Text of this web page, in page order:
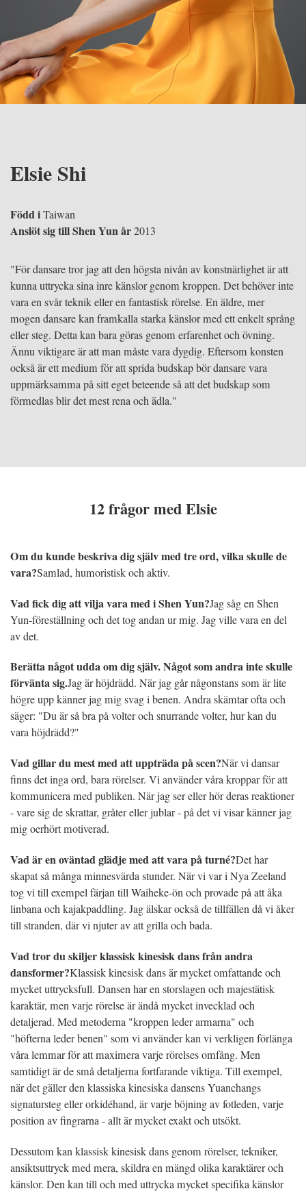
Elsie Shi
Född iTaiwan
Anslöt sig till Shen Yun år2013
"För dansare tror jag att den högsta nivån av konstnärlighet är att
kunna uttrycka sina inre känslor genom kroppen. Det behöver inte
vara en svår teknik eller en fantastisk rörelse. En äldre, mer
mogen dansare kan framkalla starka känslor med ett enkelt språng
eller steg. Detta kan bara göras genom erfarenhet och övning.
Ännu viktigare är att man måste vara dygdig. Eftersom konsten
också är ett medium för att sprida budskap bör dansare vara
uppmärksamma på sitt eget beteende så att det budskap som
förmedlas blir det mest rena och ädla."
12 frågor med Elsie
Om du kunde beskriva dig själv med tre ord, vilka skulle de
vara?Samlad, humoristisk och aktiv.
Vad fick dig att vilja vara med i Shen Yun?Jag såg en Shen
Yun-föreställning och det tog andan ur mig. Jag ville vara en del
av det.
Berätta något udda om dig själv. Något som andra inte skulle
förvänta sig.Jag är höjdrädd. När jag går någonstans som är lite
högre upp känner jag mig svag i benen. Andra skämtar ofta och
säger: "Du är så bra på volter och snurrande volter, hur kan du
vara höjdrädd?"
Vad gillar du mest med att uppträda på scen?När vi dansar
finns det inga ord, bara rörelser. Vi använder våra kroppar för att
kommunicera med publiken. När jag ser eller hör deras reaktioner
- vare sig de skrattar, gråter eller jublar - på det vi visar känner jag
mig oerhört motiverad.
Vad är en oväntad glädje med att vara på turné?Det har
skapat så många minnesvärda stunder. När vi var i Nya Zeeland
tog vi till exempel färjan till Waiheke-ön och provade på att åka
linbana och kajakpaddling. Jag älskar också de tillfällen då vi åker
till stranden, där vi njuter av att grilla och bada.
Vad tror du skiljer klassisk kinesisk dans från andra
dansformer?Klassisk kinesisk dans är mycket omfattande och
mycket uttrycksfull. Dansen har en storslagen och majestätisk
karaktär, men varje rörelse är ändå mycket invecklad och
detaljerad. Med metoderna "kroppen leder armarna" och
"höfterna leder benen" som vi använder kan vi verkligen förlänga
våra lemmar för att maximera varje rörelses omfång. Men
samtidigt är de små detaljerna fortfarande viktiga. Till exempel,
när det gäller den klassiska kinesiska dansens Yuanchangs
signatursteg eller orkidéhand, är varje böjning av fotleden, varje
position av fingrarna - allt är mycket exakt och utsökt.
Dessutom kan klassisk kinesisk dans genom rörelser, tekniker,
ansiktsuttryck med mera, skildra en mängd olika karaktärer och
känslor. Den kan till och med uttrycka mycket specifika känslor